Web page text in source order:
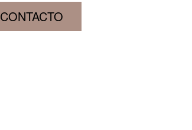
CONTACTO